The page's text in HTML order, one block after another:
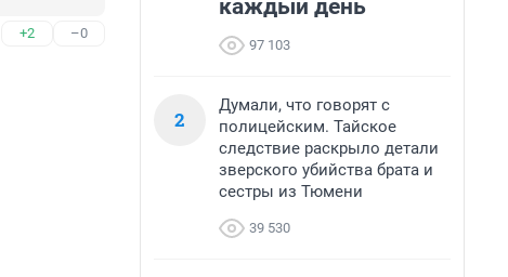
+2 –0
каждый день
97 103
2
Думали, что говорят с
полицейским. Тайское
следствие раскрыло детали
зверского убийства брата и
сестры из Тюмени
39 530